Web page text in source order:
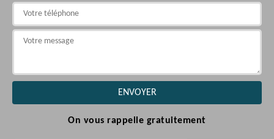
On vous rappelle gratuitement